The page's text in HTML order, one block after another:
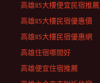
高雄85大樓便宜民宿推薦
高雄85大樓民宿優惠價
高雄85大樓民宿優惠網
高雄住宿哪間好
高雄便宜住宿推薦